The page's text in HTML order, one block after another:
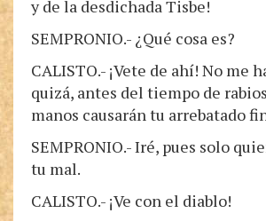
y de la desdichada Tisbe!
SEMPRONIO.- ¿Qué cosa es?
CALISTO.- ¡Vete de ahí! No me
quizá, antes del tiempo de
manos causarán tu arrebatado
SEMPRONIO.- Iré, pues solo
tu mal.
CALISTO.- ¡Ve con el diablo!